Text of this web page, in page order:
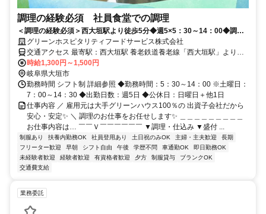
調理の経験必須 社員食堂での調理
＜調理の経験必須＞西大垣駅より徒歩5分◆週5×5：30～14：00◆調理
の経験が活かせる✨
グリーンホスピタリティフードサービス株式会社
交通アクセス 最寄駅：西大垣駅 養老鉄道養老線「西大垣駅」より徒
歩5分
時給1,300円～1,500円
岐阜県大垣市
勤務時間 シフト制 詳細参照 ◆勤務時間：5：30～14：00 ※土曜日：
7：00～14：30 ◆出勤日数：週5日 ◆公休日：日曜日＋他1日
仕事内容 ／ 雇用元は大手グリーンハウス100％の 出資子会社だから
安心・安定✨ ＼ 調理のお仕事をお任せします✨ ＿＿＿＿＿＿＿＿＿
お仕事内容は… ￣￣Ｖ￣￣￣￣￣￣ ▼調理・仕込み ▼盛付 ...
制服あり 扶養内勤務OK 社員登用あり 土日祝のみOK 主婦・主夫歓迎
長期
フリーター歓迎
早朝 シフト自由 午後 学歴不問 車通勤OK
即日勤務OK
未経験者歓迎
経験者歓迎 有資格者歓迎 夕方 制服貸与
ブランクOK
交通費支給
業務委託